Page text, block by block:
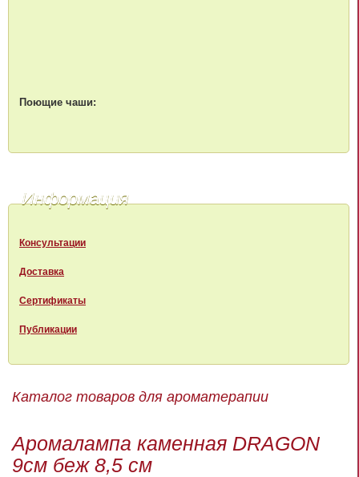
Поющие чаши:
Информация
Консультации
Доставка
Сертификаты
Публикации
Каталог товаров для ароматерапии
Аромалампа каменная DRAGON
9см беж 8,5 см